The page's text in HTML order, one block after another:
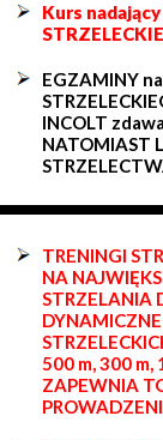
Kurs
EGZAMINY
INCOLT
NATOMIAST
TRENINGI
NA
STRZELANIA
500 m, 300 m,
ZAPEWNIA